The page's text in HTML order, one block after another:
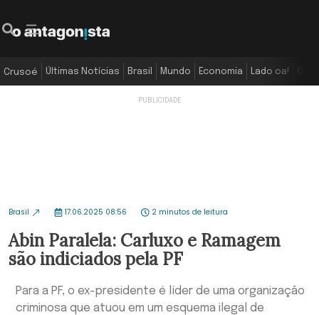
Crusoé Últimas Notícias Brasil Mundo Economia Lado oa!
Brasil 17.06.2025 08:56 2 minutos de leitura
Abin Paralela: Carluxo e Ramagem
são indiciados pela PF
Para a PF, o ex-presidente é líder de uma organização
criminosa que atuou em um esquema ilegal de